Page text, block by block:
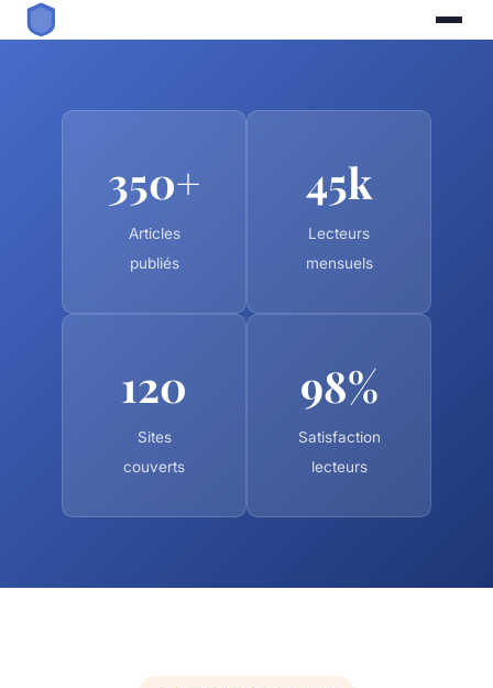
350+
Articles
publiés
45k
Lecteurs
mensuels
120
Sites
couverts
98%
Satisfaction
lecteurs